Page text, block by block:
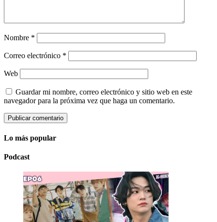
Nombre *
Correo electrónico *
Web
Guardar mi nombre, correo electrónico y sitio web en este
navegador para la próxima vez que haga un comentario.
Lo más popular
Podcast